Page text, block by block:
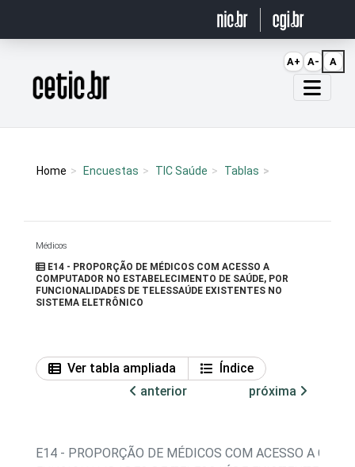
Página inicial
Home Encuestas TIC Saúde Tablas
Médicos
E14 - PROPORÇÃO DE MÉDICOS COM ACESSO A
COMPUTADOR NO ESTABELECIMENTO DE SAÚDE, POR
FUNCIONALIDADES DE TELESSAÚDE EXISTENTES NO
SISTEMA ELETRÔNICO
Ver tabla ampliada
Índice
anterior
próxima
E14 - PROPORÇÃO DE MÉDICOS COM ACESSO A
A+ A- A